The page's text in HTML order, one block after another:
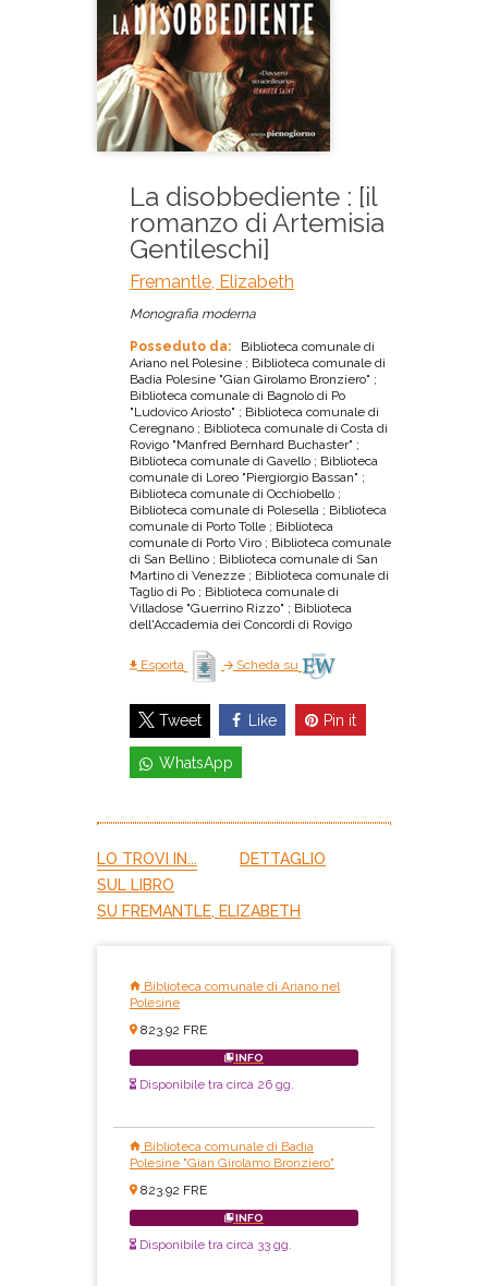
La disobbediente : [il
romanzo di Artemisia
Gentileschi]
Fremantle, Elizabeth
Monografia moderna
Posseduto da:
Biblioteca comunale di
Ariano nel Polesine ; Biblioteca comunale di
Badia Polesine "Gian Girolamo Bronziero" ;
Biblioteca comunale di Bagnolo di Po
"Ludovico Ariosto" ; Biblioteca comunale di
Ceregnano ; Biblioteca comunale di Costa di
Rovigo "Manfred Bernhard Buchaster" ;
Biblioteca comunale di Gavello ; Biblioteca
comunale di Loreo "Piergiorgio Bassan" ;
Biblioteca comunale di Occhiobello ;
Biblioteca comunale di Polesella ; Biblioteca
comunale di Porto Tolle ; Biblioteca
comunale di Porto Viro ; Biblioteca comunale
di San Bellino ; Biblioteca comunale di San
Martino di Venezze ; Biblioteca comunale di
Taglio di Po ; Biblioteca comunale di
Villadose "Guerrino Rizzo" ; Biblioteca
dell'Accademia dei Concordi di Rovigo
Esporta Scheda su
Tweet Like Pin it
WhatsApp
LO TROVI IN...
DETTAGLIO
SUL LIBRO
SU FREMANTLE, ELIZABETH
Biblioteca comunale di Ariano nel
Polesine
823.92 FRE
INFO
Disponibile tra circa 26 gg.
Biblioteca comunale di Badia
Polesine "Gian Girolamo Bronziero"
823.92 FRE
INFO
Disponibile tra circa 33 gg.